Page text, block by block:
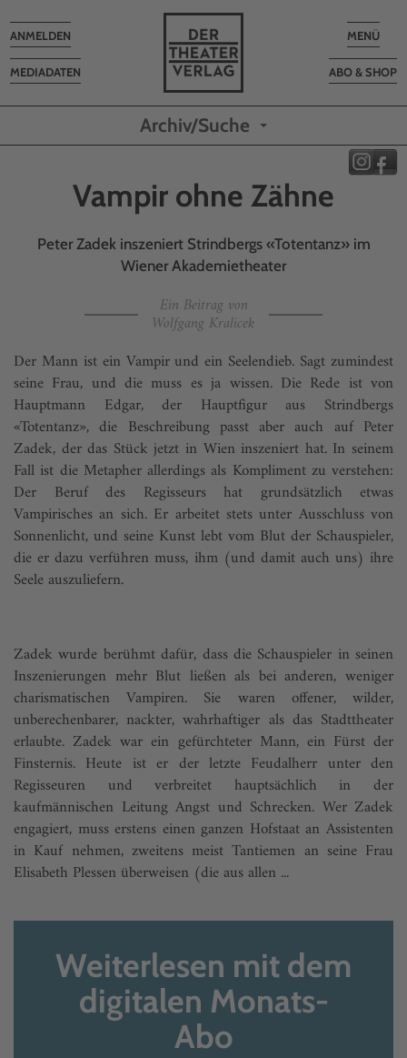
Toggle
MENÜ
ABO & SHOP
MEDIADATEN
Toggle
navigation
ANMELDEN
Archiv/Suche
Vampir ohne Zähne
Peter Zadek inszeniert Strindbergs «Totentanz» im
Wiener Akademietheater
Ein Beitrag von
Wolfgang Kralicek
Der Mann ist ein Vampir und ein Seelendieb. Sagt zumindest
seine Frau, und die muss es ja wissen. Die Rede ist von
Hauptmann Edgar, der Hauptfigur aus Strindbergs
«Totentanz», die Beschreibung passt aber auch auf Peter
Zadek, der das Stück jetzt in Wien inszeniert hat. In seinem
Fall ist die Metapher allerdings als Kompliment zu verstehen:
Der Beruf des Regisseurs hat grundsätzlich etwas
Vampirisches an sich. Er arbeitet stets unter Ausschluss von
Sonnenlicht, und seine Kunst lebt vom Blut der Schauspieler,
die er dazu verführen muss, ihm (und damit auch uns) ihre
Seele auszuliefern.
Zadek wurde berühmt dafür, dass die Schauspieler in seinen
Inszenierungen mehr Blut ließen als bei anderen, weniger
charismatischen Vampiren. Sie waren offener, wilder,
unberechenbarer, nackter, wahrhaftiger als das Stadttheater
erlaubte. Zadek war ein gefürchteter Mann, ein Fürst der
Finsternis. Heute ist er der letzte Feudalherr unter den
Regisseuren und verbreitet hauptsächlich in der
kaufmännischen Leitung Angst und Schrecken. Wer Zadek
engagiert, muss erstens einen ganzen Hofstaat an Assistenten
in Kauf nehmen, zweitens meist Tantiemen an seine Frau
Elisabeth Plessen überweisen (die aus allen ...
Weiterlesen mit dem
digitalen Monats-
Abo